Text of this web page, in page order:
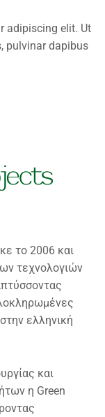
adipiscing elit. Ut
pulvinar dapibus
το 2006 και
τεχνολογιών
ελληνική
και
η Green